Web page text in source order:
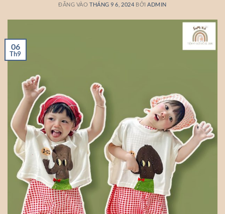
ĐĂNG VÀO THÁNG 9 6, 2024 BỞI ADMIN
06
Th9